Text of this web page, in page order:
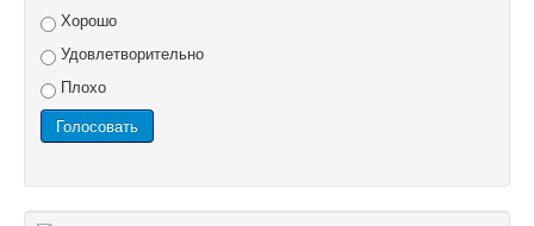
Хорошо
Удовлетворительно
Плохо